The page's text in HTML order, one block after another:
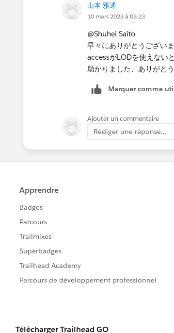
山本 雅通
10 mars 2023 à 03:23
@Shuhei Saito​
早々にありがとうございま
accessがLODを使えない
助かりました、ありがと
Marquer comme
Ajouter un commentaire
Rédiger une réponse...